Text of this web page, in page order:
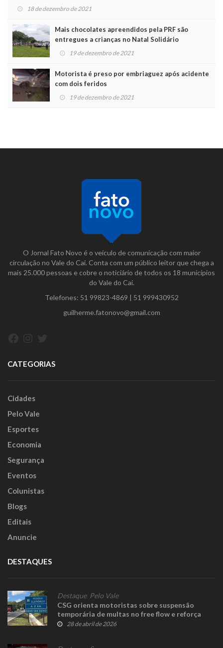
18 de dezembro de 2021
Mais chocolates apreendidos pela PRF são
entregues a crianças no Natal Solidário
19 de dezembro de 2021
Motorista é preso por embriaguez após acidente
com dois feridos
19 de dezembro de 2021
O Jornal Fato Novo é o veículo de comunicação com maior
circulação no Vale do Caí. Conta com um público leitor que chega a
mais 25.000 pessoas e cobre o noticiário de todos os 18 municípios
do Vale do Caí.
Telefones: 51 99823-4869 | 51 999430952
guilherme.fatonovo@gmail.com
CATEGORIAS
Cidades
Pelo Vale
Esportes
Economia
Segurança
Eventos
Colunistas
Blogs
Editais
Anuncie
DESTAQUES
Destaque, Pelo Vale
CSG orienta motoristas sobre suspensão
temporária de multas no free flow e reforça
prazo para regularização
28 de abril de 2026